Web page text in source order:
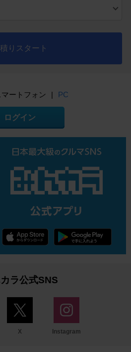
りスタート
マートフォン | PC
ログイン
ラ公式SNS
X Instagram